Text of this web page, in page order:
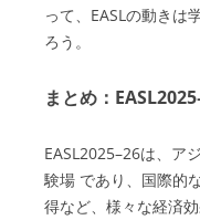
って、EASLの動きは
ろう。
まとめ：
EASL2025–26は、ア
験場 であり、国際的
得など、様々な経済